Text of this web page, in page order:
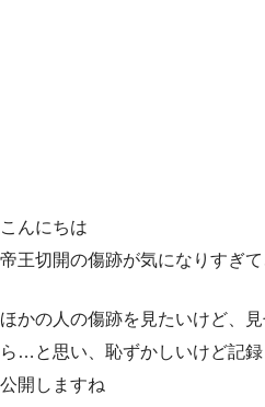
こんにちは
帝王切開の傷跡が気になりすぎ
ほかの人の傷跡を見たいけど、
ら…と思い、恥ずかしいけど記
公開しますね